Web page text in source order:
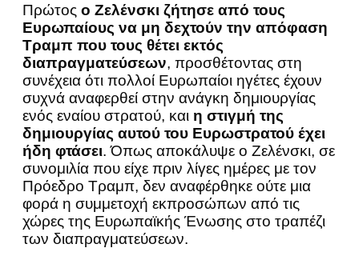
Πρώτος ο Ζελένσκι ζήτησε από τους
Ευρωπαίους να μη δεχτούν την απόφαση
Τραμπ που τους θέτει εκτός
διαπραγματεύσεων, προσθέτοντας στη
συνέχεια ότι πολλοί Ευρωπαίοι ηγέτες έχουν
συχνά αναφερθεί στην ανάγκη δημιουργίας
ενός εναίου στρατού, και η στιγμή της
δημιουργίας αυτού του Ευρωστρατού έχει
ήδη φτάσει. Όπως αποκάλυψε ο Ζελένσκι, σε
συνομιλία που είχε πριν λίγες ημέρες με τον
Πρόεδρο Τραμπ, δεν αναφέρθηκε ούτε μια
φορά η συμμετοχή εκπροσώπων από τις
χώρες της Ευρωπαϊκής Ένωσης στο τραπέζι
των διαπραγματεύσεων.